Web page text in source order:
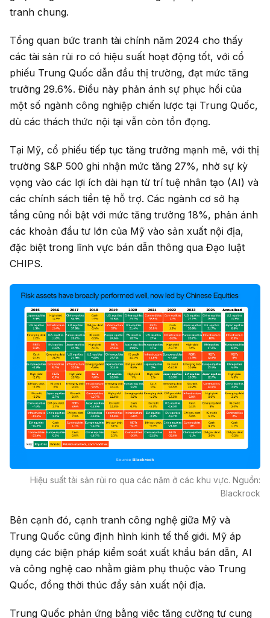
tranh chung.
Tổng quan bức tranh tài chính năm 2024 cho thấy
các tài sản rủi ro có hiệu suất hoạt động tốt, với cổ
phiếu Trung Quốc dẫn đầu thị trường, đạt mức tăng
trưởng 29.6%. Điều này phản ánh sự phục hồi của
một số ngành công nghiệp chiến lược tại Trung Quốc,
dù các thách thức nội tại vẫn còn tồn đọng.
Tại Mỹ, cổ phiếu tiếp tục tăng trưởng mạnh mẽ, với thị
trường S&P 500 ghi nhận mức tăng 27%, nhờ sự kỳ
vọng vào các lợi ích dài hạn từ trí tuệ nhân tạo (AI) và
các chính sách tiền tệ hỗ trợ. Các ngành cơ sở hạ
tầng cũng nổi bật với mức tăng trưởng 18%, phản ánh
các khoản đầu tư lớn của Mỹ vào sản xuất nội địa,
đặc biệt trong lĩnh vực bán dẫn thông qua Đạo luật
CHIPS.
Hiệu suất tài sản rủi ro qua các năm ở các khu vực. Nguồn:
Blackrock
Bên cạnh đó, cạnh tranh công nghệ giữa Mỹ và
Trung Quốc cũng định hình kinh tế thế giới. Mỹ áp
dụng các biện pháp kiểm soát xuất khẩu bán dẫn, AI
và công nghệ cao nhằm giảm phụ thuộc vào Trung
Quốc, đồng thời thúc đẩy sản xuất nội địa.
Trung Quốc phản ứng bằng việc tăng cường tự cung